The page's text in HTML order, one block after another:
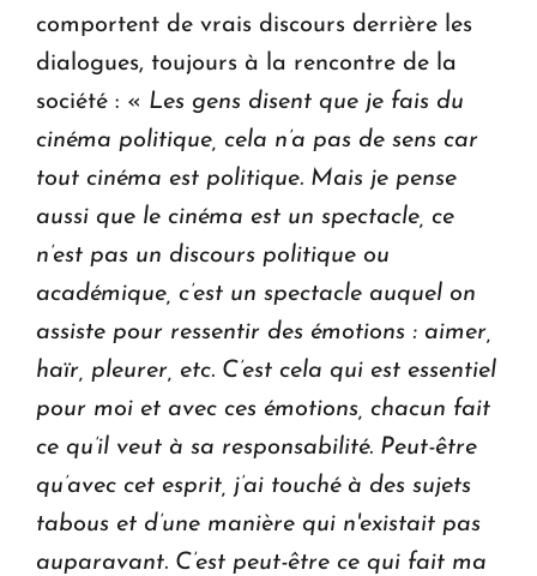
comportent de vrais discours derrière les
dialogues, toujours à la rencontre de la
société : « Les gens disent que je fais du
cinéma politique, cela n’a pas de sens car
tout cinéma est politique. Mais je pense
aussi que le cinéma est un spectacle, ce
n’est pas un discours politique ou
académique, c’est un spectacle auquel on
assiste pour ressentir des émotions : aimer,
haïr, pleurer, etc. C’est cela qui est essentiel
pour moi et avec ces émotions, chacun fait
ce qu’il veut à sa responsabilité. Peut-être
qu’avec cet esprit, j’ai touché à des sujets
tabous et d’une manière qui n'existait pas
auparavant. C’est peut-être ce qui fait ma